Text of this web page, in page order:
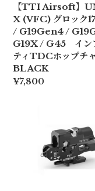
【TTI Airsoft】
X (VFC) グロック
/ G19Gen4 /
G19X / G45 イン
ティTDCホップチ
BLACK
¥7,800